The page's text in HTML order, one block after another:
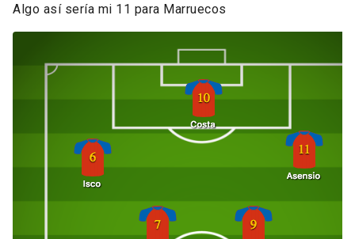
Algo así sería mi 11 para Marruecos